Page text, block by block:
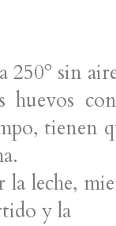
250º sin
tienen
la leche,
y la